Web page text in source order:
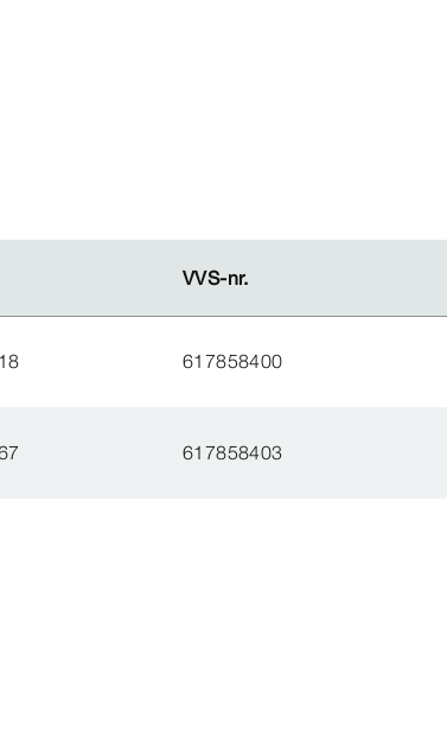
VVS-​nr.
VVS-​nr.
617858400
617858403